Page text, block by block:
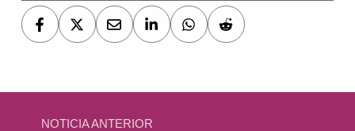
Navegación de entradas
NOTICIA ANTERIOR